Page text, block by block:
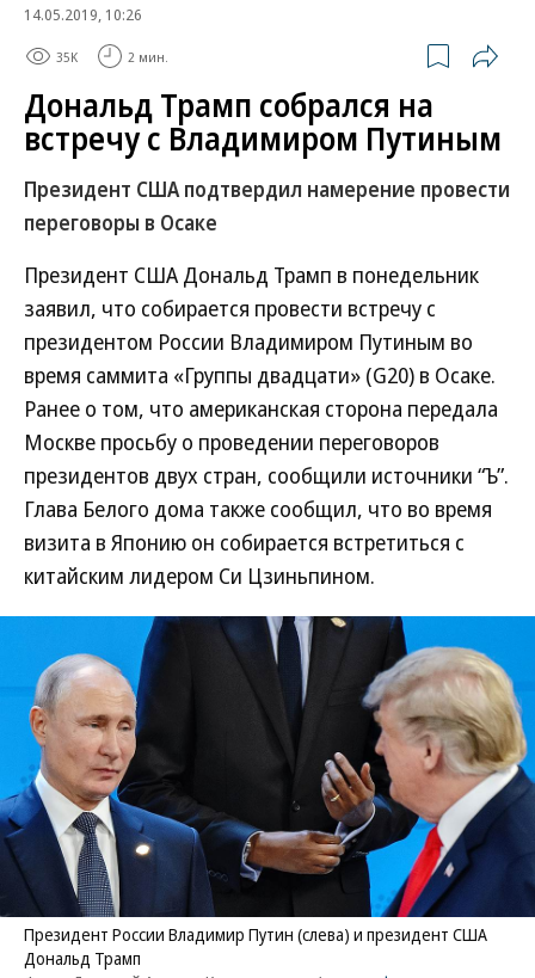
14.05.2019, 10:26
35K 2 мин.
Дональд Трамп собрался на
встречу с Владимиром Путиным
Президент США подтвердил намерение провести
переговоры в Осаке
Президент США Дональд Трамп в понедельник
заявил, что собирается провести встречу с
президентом России Владимиром Путиным во
время саммита «Группы двадцати» (G20) в Осаке.
Ранее о том, что американская сторона передала
Москве просьбу о проведении переговоров
президентов двух стран, сообщили источники “Ъ”.
Глава Белого дома также сообщил, что во время
визита в Японию он собирается встретиться с
китайским лидером Си Цзиньпином.
Президент России Владимир Путин (слева) и президент США
Дональд Трамп